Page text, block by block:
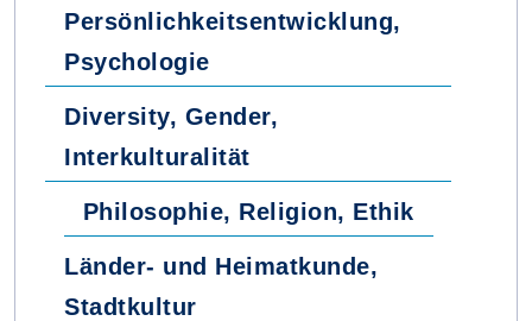
Persönlichkeitsentwicklung,
Psychologie
Diversity, Gender,
Interkulturalität
Philosophie, Religion, Ethik
Länder- und Heimatkunde,
Stadtkultur